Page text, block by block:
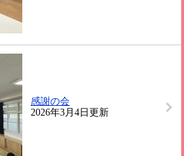
感謝の会
2026年3月4日更新